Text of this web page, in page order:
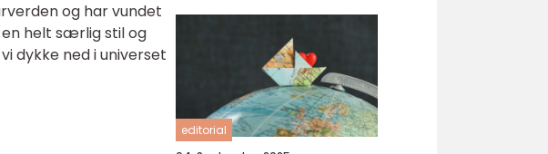
og har vundet
en helt særlig stil og
dykke ned i universet
editorial